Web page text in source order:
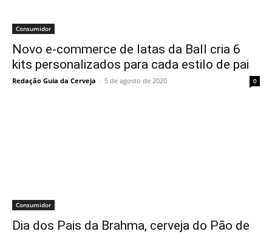
Consumidor
Novo e-commerce de latas da Ball cria 6
kits personalizados para cada estilo de pai
Redação Guia da Cerveja - 5 de agosto de 2020 0
Consumidor
Dia dos Pais da Brahma, cerveja do Pão de